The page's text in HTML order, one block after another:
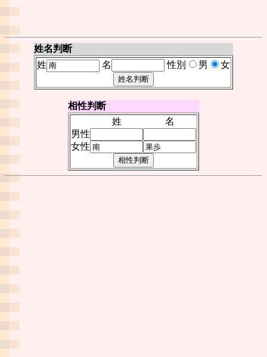
姓名判断
姓
名 性別 男 女
相性判断
姓
名
男性
女性